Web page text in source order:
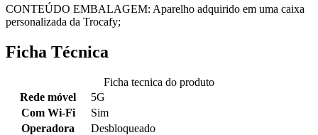
CONTEÚDO EMBALAGEM: Aparelho adquirido em uma caixa
personalizada da Trocafy;
Ficha Técnica
Ficha tecnica do produto
Rede móvel
5G
Com Wi-Fi
Sim
Operadora
Desbloqueado